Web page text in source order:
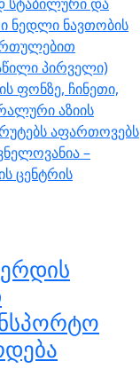
ნედლი ნავთობის
პირველი)
ფონზე, ჩინეთი,
აზიის
აფართოვებს
–
ცენტრის